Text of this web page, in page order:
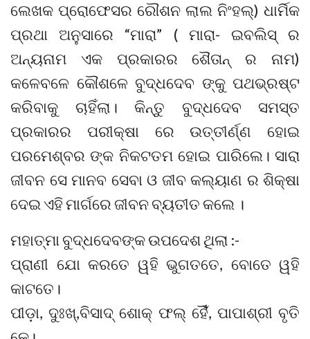
ଲେଖକ ପ୍ରୋଫେସର ରୌଶନ ଲାଲ ନିଂହଲ୍) ଧାର୍ମିକ
ପ୍ରଥା ଅନୁସାରେ “ମାରା” ( ମାରା- ଇବଲିସ୍ ର
ଅନ୍ୟନାମ ଏକ ପ୍ରକାରର ଶୈତାନ୍ ର ନାମ)
କଳେବଳେ କୌଶଳେ ବୁଦ୍ଧଦେବ ଙ୍କୁ ପଥଭ୍ରଷ୍ଟ
କରିବାକୁ ଚାହିଁଲା। କିନ୍ତୁ ବୁଦ୍ଧଦେବ ସମସ୍ତ
ପ୍ରକାରର ପରୀକ୍ଷା ରେ ଉତ୍ତୀର୍ଣ୍ଣ ହୋଇ
ପରମେଶ୍ବର ଙ୍କ ନିକଟତମ ହୋଇ ପାରିଲେ। ସାରା
ଜୀବନ ସେ ମାନବ ସେବା ଓ ଜୀବ କଲ୍ୟାଣ ର ଶିକ୍ଷା
ଦେଇ ଏହି ମାର୍ଗରେ ଜୀବନ ବ୍ୟତୀତ କଲେ ।
ମହାତ୍ମା ବୁଦ୍ଧଦେବଙ୍କ ଉପଦେଶ ଥିଲା :-
ପ୍ରାଣୀ ଯୋ କରତେ ୱହି ଭୁଗତତେ, ବୋତେ ୱହି
କାଟତେ।
ପୀଡ଼ା, ଦୁଃଖ୍,ବିସାଦ୍ ଶୋକ୍ ଫଲ୍ ହୈଁ, ପାପାଶ୍ରୀ ବୃତି